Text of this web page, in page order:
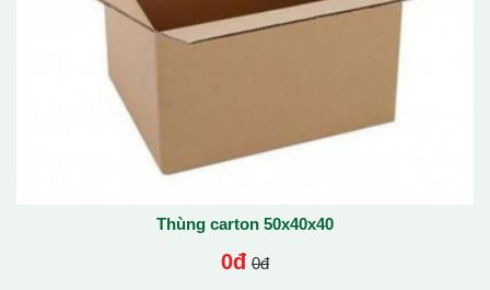
Thùng carton 50x40x40
0đ 0đ